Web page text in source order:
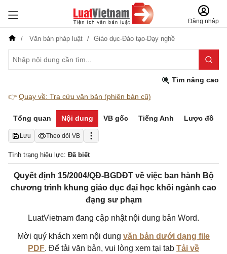
Đăng nhập
Văn bản pháp luật Giáo dục-Đào tạo-Dạy nghề
Tìm nâng cao
👉 Quay về: Tra cứu văn bản (phiên bản cũ)
Tổng quan Nội dung VB gốc Tiếng Anh Lược đồ
Lưu Theo dõi VB
Tình trạng hiệu lực: Đã biết
Quyết định 15/2004/QĐ-BGDĐT về việc ban hành Bộ
chương trình khung giáo dục đại học khối ngành cao
đạng sư phạm
LuatVietnam đang cập nhật nội dung bản Word.
Mời quý khách xem nội dung văn bản dưới dạng file
PDF. Để tải văn bản, vui lòng xem tại tab Tải về